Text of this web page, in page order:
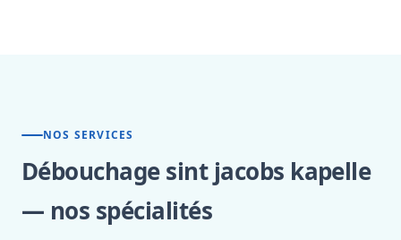
NOS SERVICES
Débouchage sint jacobs kapelle
— nos spécialités